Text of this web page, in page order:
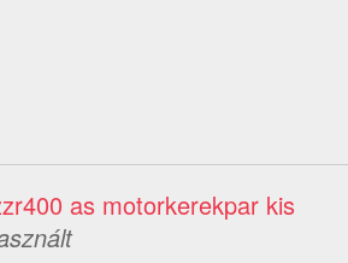
as motorkerekpar kis